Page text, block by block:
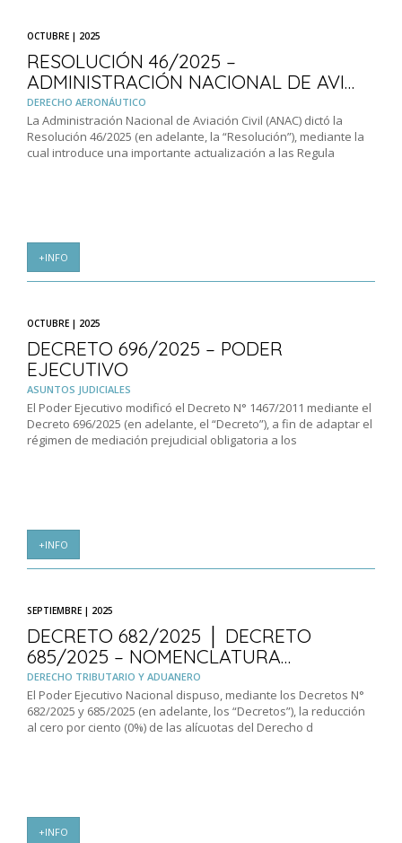
OCTUBRE | 2025
RESOLUCIÓN 46/2025 –
ADMINISTRACIÓN NACIONAL DE AVI…
DERECHO AERONÁUTICO
La Administración Nacional de Aviación Civil (ANAC) dictó la
Resolución 46/2025 (en adelante, la “Resolución”), mediante la
cual introduce una importante actualización a las Regula
+INFO
OCTUBRE | 2025
DECRETO 696/2025 – PODER
EJECUTIVO
ASUNTOS JUDICIALES
El Poder Ejecutivo modificó el Decreto N° 1467/2011 mediante el
Decreto 696/2025 (en adelante, el “Decreto”), a fin de adaptar el
régimen de mediación prejudicial obligatoria a los
+INFO
SEPTIEMBRE | 2025
DECRETO 682/2025 │ DECRETO
685/2025 – NOMENCLATURA…
DERECHO TRIBUTARIO Y ADUANERO
El Poder Ejecutivo Nacional dispuso, mediante los Decretos N°
682/2025 y 685/2025 (en adelante, los “Decretos”), la reducción
al cero por ciento (0%) de las alícuotas del Derecho d
+INFO